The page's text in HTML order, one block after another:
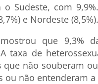
Sudeste, com
e Nordeste (8,5%).
que 9,3%
taxa de
que não souberam
ou não entenderam